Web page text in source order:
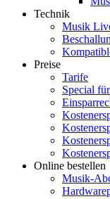
Technik
Musik
Preise
Tarife
Special
Online bestellen
Musik-